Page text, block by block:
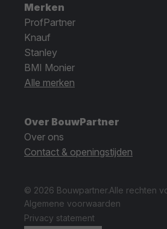
Merken
ProfPartner
Knauf
Stanley
BMI Monier
Alle merken
Over BouwPartner
Over ons
Contact & openingstijden
© 2026 Bouwpartner.Alle rechten
Algemene voorwaarden
Privacy statement